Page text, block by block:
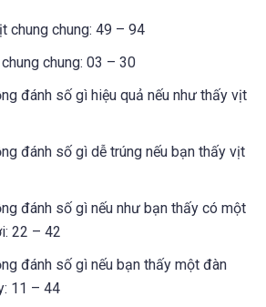
chung chung: 49 – 94
chung: 03 – 30
đánh số gì hiệu quả nếu như thấy vịt
đánh số gì dễ trúng nếu bạn thấy vịt
đánh số gì nếu như bạn thấy có một
22 – 42
đánh số gì nếu bạn thấy một đàn
11 – 44